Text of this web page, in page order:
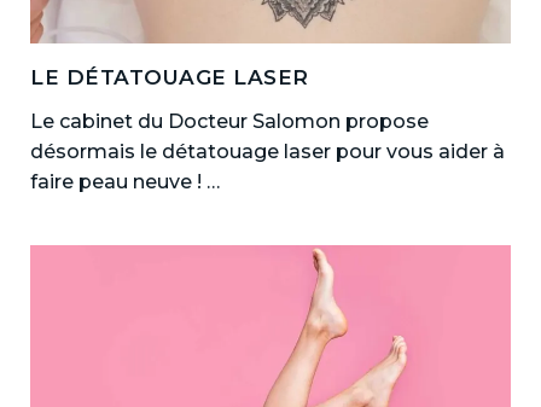
LE DÉTATOUAGE LASER
Le cabinet du Docteur Salomon propose
désormais le détatouage laser pour vous aider à
faire peau neuve ! …